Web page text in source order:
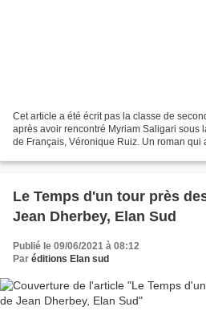
Cet article a été écrit pas la classe de
après avoir rencontré Myriam Saligari sous
de Français, Véronique Ruiz. Un roman qui
Le Temps d'un tour près
Jean Dherbey, Elan Sud
Publié le 09/06/2021 à 08:12
Par éditions Elan sud